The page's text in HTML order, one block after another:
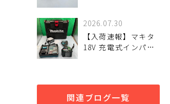
解説
120 が
2026.07.30
【入荷速報】マキタ
18V 充電式インパク
関連ブログ一覧